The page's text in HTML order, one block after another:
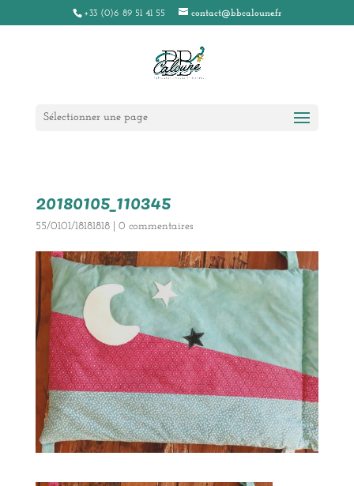
+33 (0)6 89 51 41 55 contact@bbcaloune.fr
Sélectionner une page
20180105_110345
55/0101/18181818| 0 commentaires